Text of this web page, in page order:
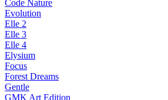
Code Nature
Evolution
Elle 2
Elle 3
Elle 4
Elysium
Focus
Forest Dreams
Gentle
GMK Art Edition